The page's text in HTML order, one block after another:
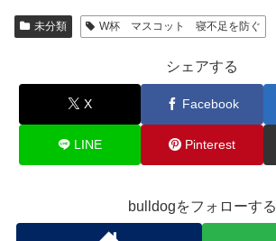
未分類 W杯 マスコット 寝不足を防ぐ
シェアする
X Facebook
LINE Pinterest
bulldogをフォローする